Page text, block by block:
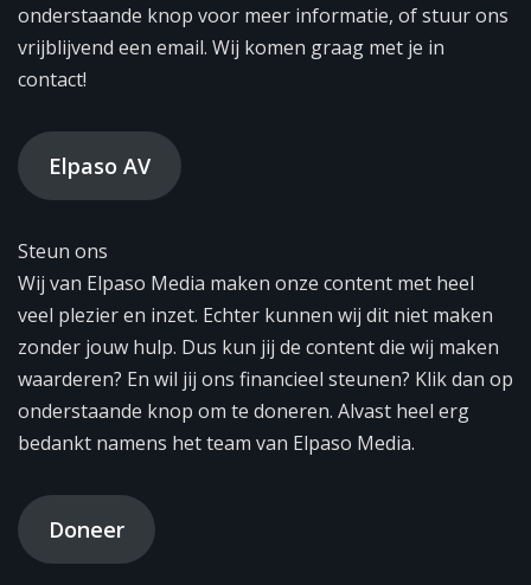
onderstaande knop voor meer informatie, of stuur ons
vrijblijvend een email. Wij komen graag met je in
contact!
Elpaso AV
Steun ons
Wij van Elpaso Media maken onze content met heel
veel plezier en inzet. Echter kunnen wij dit niet maken
zonder jouw hulp. Dus kun jij de content die wij maken
waarderen? En wil jij ons financieel steunen? Klik dan op
onderstaande knop om te doneren. Alvast heel erg
bedankt namens het team van Elpaso Media.
Doneer